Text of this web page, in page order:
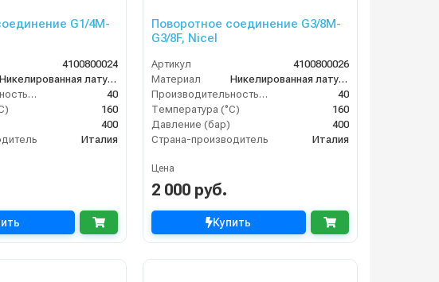
G1/4M-
4100800024
Никелированная латунь
Производительность (л/мин)
40
160
400
Италия
Поворотное соединение G3/8M-
G3/8F, Nicel
Артикул
4100800026
Материал
Никелированная латунь
Производительность (л/мин)
40
Температура (°C)
160
Давление (бар)
400
Страна-производитель
Италия
Цена
2 000 руб.
Купить